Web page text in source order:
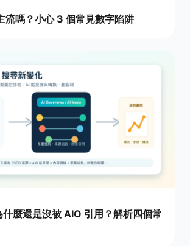
流嗎？小心 3 個常見數字陷阱
麼還是沒被 AIO 引用？解析四個常